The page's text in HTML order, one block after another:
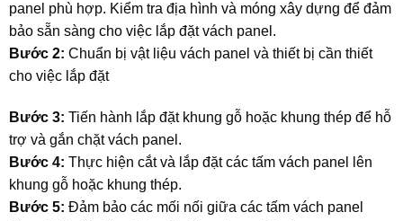
panel phù hợp. Kiểm tra địa hình và móng xây dựng để đảm
bảo sẵn sàng cho việc lắp đặt vách panel.
Bước 2: Chuẩn bị vật liệu vách panel và thiết bị cần thiết
cho việc lắp đặt
Bước 3: Tiến hành lắp đặt khung gỗ hoặc khung thép để hỗ
trợ và gắn chặt vách panel.
Bước 4: Thực hiện cắt và lắp đặt các tấm vách panel lên
khung gỗ hoặc khung thép.
Bước 5: Đảm bảo các mối nối giữa các tấm vách panel